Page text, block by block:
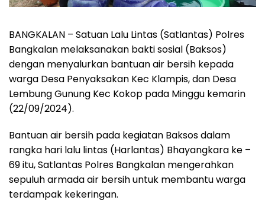
BANGKALAN – Satuan Lalu Lintas (Satlantas) Polres
Bangkalan melaksanakan bakti sosial (Baksos)
dengan menyalurkan bantuan air bersih kepada
warga Desa Penyaksakan Kec Klampis, dan Desa
Lembung Gunung Kec Kokop pada Minggu kemarin
(22/09/2024).
Bantuan air bersih pada kegiatan Baksos dalam
rangka hari lalu lintas (Harlantas) Bhayangkara ke –
69 itu, Satlantas Polres Bangkalan mengerahkan
sepuluh armada air bersih untuk membantu warga
terdampak kekeringan.